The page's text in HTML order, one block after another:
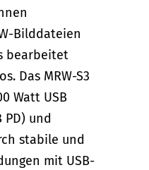
Bilddateien
bearbeitet
Das MRW-S3
Watt USB
PD) und
stabile und
mit USB-